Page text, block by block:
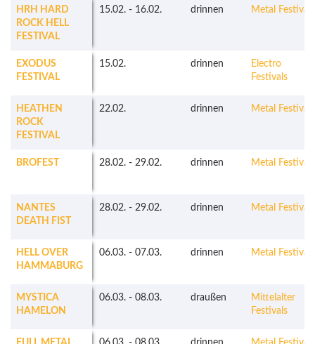
HRH HARD
ROCK HELL
FESTIVAL
15.02. - 16.02. drinnen Metal Festivals
EXODUS
FESTIVAL
15.02. drinnen
Electro
Festivals
HEATHEN
ROCK
FESTIVAL
22.02. drinnen Metal Festivals
BROFEST 28.02. - 29.02. drinnen Metal Festivals
NANTES
DEATH FIST
28.02. - 29.02. drinnen Metal Festivals
HELL OVER
HAMMABURG
06.03. - 07.03. drinnen Metal Festivals
MYSTICA
HAMELON
06.03. - 08.03. draußen
Mittelalter
Festivals